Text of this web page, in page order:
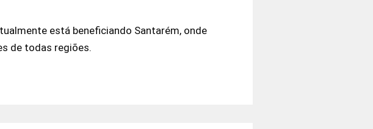
está beneficiando Santarém, onde
de todas regiões.